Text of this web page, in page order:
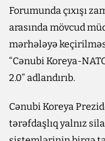
Forumunda çıxışı
arasında mövcud
mərhələyə
“Cənubi Koreya-
2.0” adlandırıb.
Cənubi Koreya
tərəfdaşlıq yalnız